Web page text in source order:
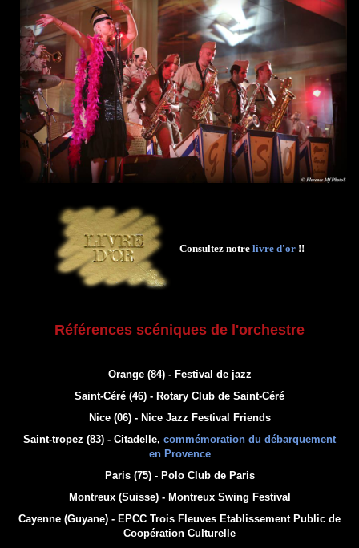
Consultez notre livre d'or !!
Références scéniques de l'orchestre
Orange (84) - Festival de jazz
Saint-Céré (46) - Rotary Club de Saint-Céré
Nice (06) - Nice Jazz Festival Friends
Saint-tropez (83) - Citadelle, commémoration du débarquement
en Provence
Paris (75) - Polo Club de Paris
Montreux (Suisse) - Montreux Swing Festival
Cayenne (Guyane) - EPCC Trois Fleuves Etablissement Public de
Coopération Culturelle